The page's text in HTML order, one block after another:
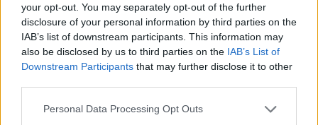
your opt-out. You may separately opt-out of the further
disclosure of your personal information by third parties on the
IAB’s list of downstream participants. This information may
also be disclosed by us to third parties on the IAB’s List of
Downstream Participants that may further disclose it to other
Please note that this website/app uses one or more Google
Personal Data Processing Opt Outs